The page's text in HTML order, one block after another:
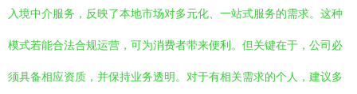
入境中介服务，反映了本地市场对多元化、一站式服务的需求。这种
模式若能合法合规运营，可为消费者带来便利。但关键在于，公司必
须具备相应资质，并保持业务透明。对于有相关需求的个人，建议多